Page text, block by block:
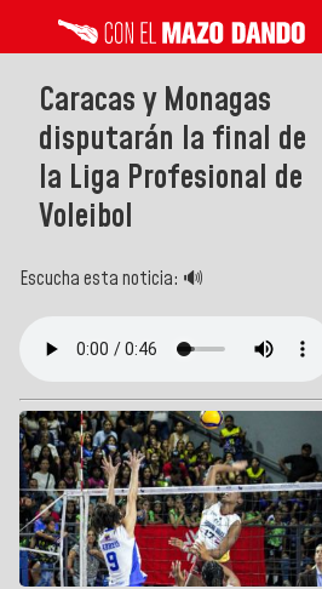
Caracas y Monagas
disputarán la final de
la Liga Profesional de
Voleibol
Escucha esta noticia: 🔊